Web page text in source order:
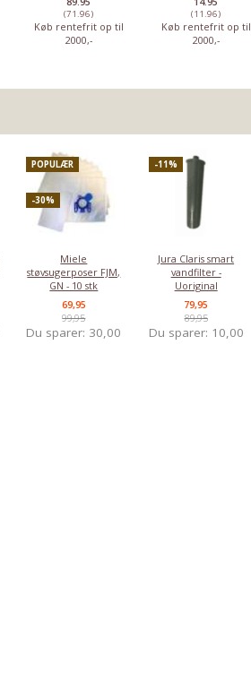
(71.96)
Køb rentefrit op til
2000,-
(11.96)
Køb rentefrit op til
2000,-
POPULÆR
-30%
Miele
støvsugerposer FJM,
GN - 10 stk
69,95
99,95
Du sparer: 30,00
-11%
Jura Claris smart
vandfilter -
Uoriginal
79,95
89,95
Du sparer: 10,00